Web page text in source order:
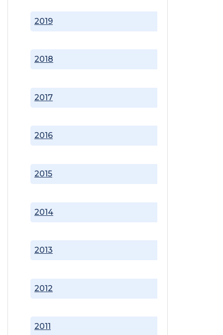
2011
2012
2013
2014
2015
2016
2017
2018
2019